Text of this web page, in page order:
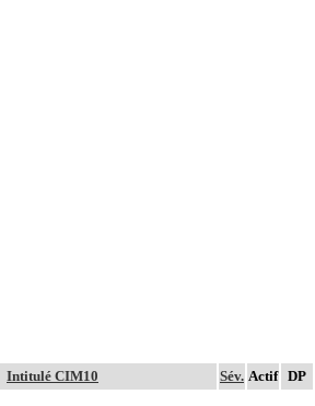
Intitulé CIM10 Sév. Actif DP